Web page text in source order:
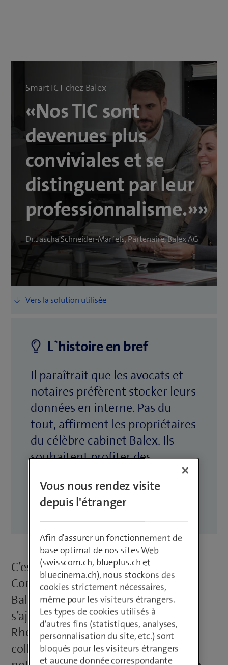
Smart ICT chez Balex
«Nos TIC sont
devenues plus
conviviales et se
distinguent par leur
professionnalisme.»»
Dr. Jascha Schneider­-Marfels, Partenaire, Balex AG
L`histoire en bref
Il paraîtrait que les avocats et
notaires préfèrent stocker leurs
données en interne. Pas du
tout, affirment les propriétaires
du célèbre cabinet Balex. Ils
souhaitent profiter des
avantages de la numérisation –
soutenus par la solution globale
Smart ICT de Swisscom.
C’est à quelques pas de la Place des
Cordeliers que se trouve le cabinet
Balex AG de Bâle-Ville, auquel
s’ajoutent les sites de Binningen et
Rheinfelden. Au total, 25
collaborateurs – dont 15 avocats et
Vous nous rendez visite
depuis l'étranger
Afin d'assurer un fonctionnement de
base optimal de nos sites Web
(swisscom.ch, blueplus.ch et
bluecinema.ch), nous stockons des
cookies strictement nécessaires,
même pour les visiteurs étrangers.
Les types de cookies utilisés à
d'autres fins (statistiques, analyses,
personnalisation du site, etc.) sont
bloqués pour les visiteurs étrangers
et aucune donnée correspondante